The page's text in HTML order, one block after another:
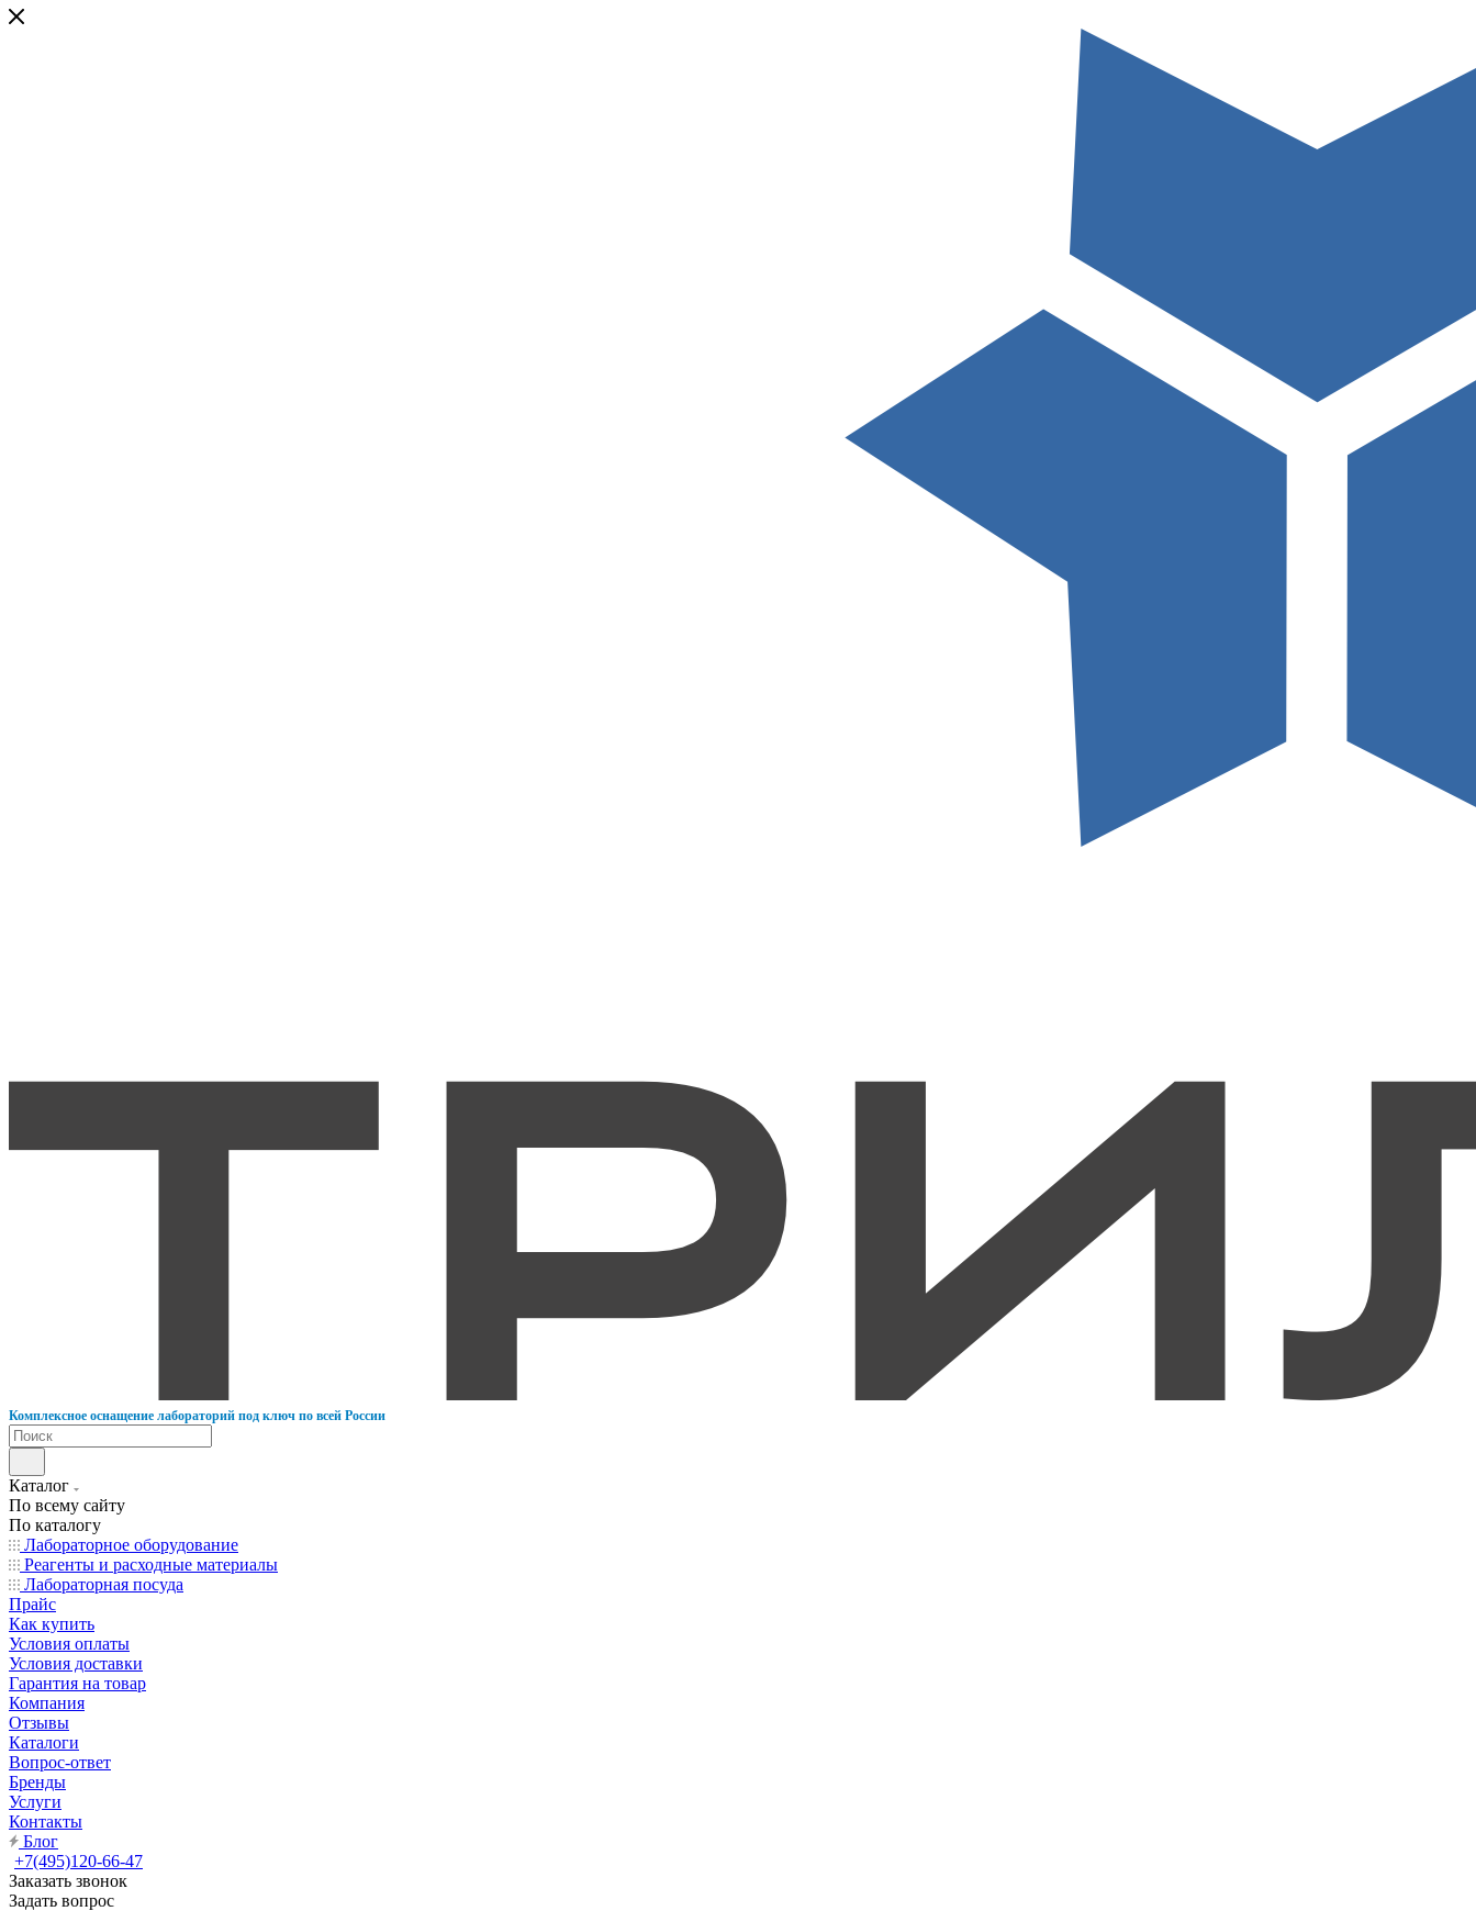
Комплексное оснащение лабораторий под ключ по всей России
Каталог
По всему сайту
По каталогу
Лабораторное оборудование
Реагенты и расходные материалы
Лабораторная посуда
Прайс
Как купить
Условия оплаты
Условия доставки
Гарантия на товар
Компания
Отзывы
Каталоги
Вопрос-ответ
Бренды
Услуги
Контакты
Блог
+7(495)120-66-47
Заказать звонок
Задать вопрос